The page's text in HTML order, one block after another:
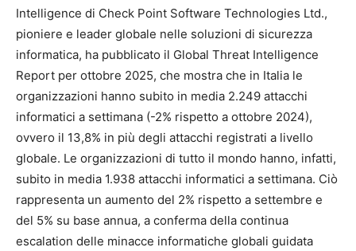
Intelligence di Check Point Software Technologies Ltd.,
pioniere e leader globale nelle soluzioni di sicurezza
informatica, ha pubblicato il Global Threat Intelligence
Report per ottobre 2025, che mostra che in Italia le
organizzazioni hanno subito in media 2.249 attacchi
informatici a settimana (-2% rispetto a ottobre 2024),
ovvero il 13,8% in più degli attacchi registrati a livello
globale. Le organizzazioni di tutto il mondo hanno, infatti,
subito in media 1.938 attacchi informatici a settimana. Ciò
rappresenta un aumento del 2% rispetto a settembre e
del 5% su base annua, a conferma della continua
escalation delle minacce informatiche globali guidata